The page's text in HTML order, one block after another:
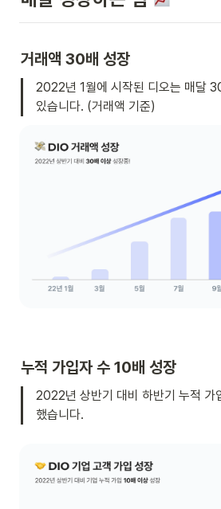
거래액 30배 성장
2022년 1월에 시작된 디오는 매달
있습니다. (거래액 기준)
누적 가입자 수 10배 성장
2022년 상반기 대비 하반기 누적 가
했습니다.